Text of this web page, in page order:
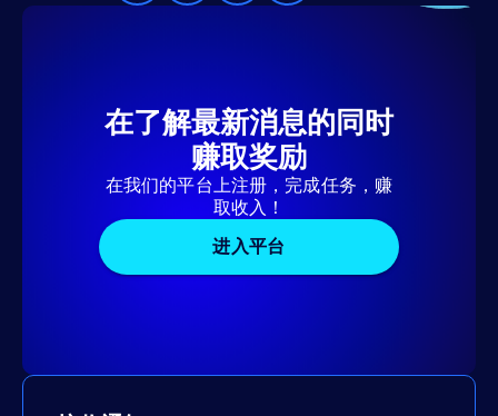
在了解最新消息的同时
赚取奖励
在我们的平台上注册，完成任务，赚
取收入！
进入平台